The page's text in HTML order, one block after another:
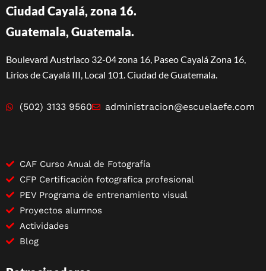
Ciudad Cayalá, zona 16.
Guatemala, Guatemala.
Boulevard Austriaco 32-04 zona 16, Paseo Cayalá Zona 16,
Lirios de Cayalá III, Local 101. Ciudad de Guatemala.
(502) 3133 9560 administracion@escuelaefe.com
CAF Curso Anual de Fotografía
CFP Certificación fotografica profesional
PEV Programa de entrenamiento visual
Proyectos alumnos
Actividades
Blog